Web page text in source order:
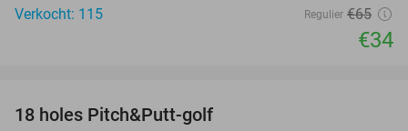
Verkocht: 115
Regulier €65
€34
18 holes Pitch&Putt-golf